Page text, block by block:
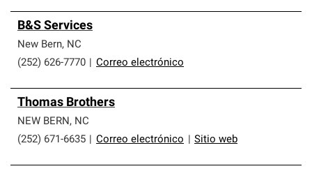
B&S Services
New Bern, NC
(252) 626-7770
Correo electrónico
Thomas Brothers
NEW BERN, NC
(252) 671-6635
Correo electrónico Sitio web